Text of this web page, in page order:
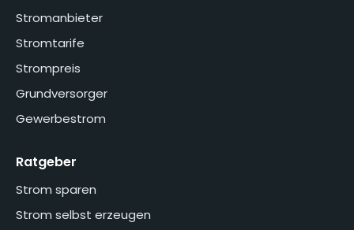
Stromanbieter
Stromtarife
Strompreis
Grundversorger
Gewerbestrom
Ratgeber
Strom sparen
Strom selbst erzeugen